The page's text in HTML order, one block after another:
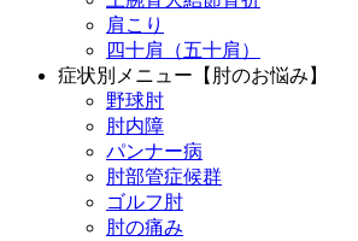
肩こり
四十肩（五十肩）
症状別メニュー【肘のお悩み】
野球肘
肘内障
パンナー病
肘部管症候群
ゴルフ肘
肘の痛み